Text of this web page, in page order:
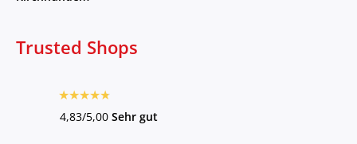
Trusted Shops
4,83/5,00 Sehr gut